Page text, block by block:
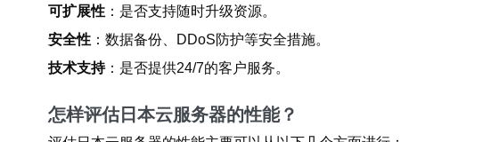
可扩展性 ：是否支持随时升级资源。
安全性 ：数据备份、DDoS防护等安全措施。
技术支持：是否提供24/7的客户服务。
怎样评估日本云服务器的性能？